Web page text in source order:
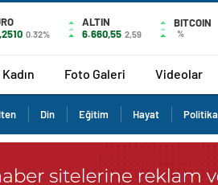
0.32%
ALTIN
6.660,55 2,59
BITCOIN
%
Kadın Foto Galeri Videolar
Din Eğitim Hayat Politika